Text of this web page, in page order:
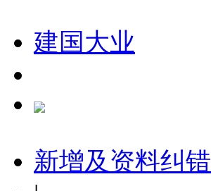
建国大业
新增及资料纠错